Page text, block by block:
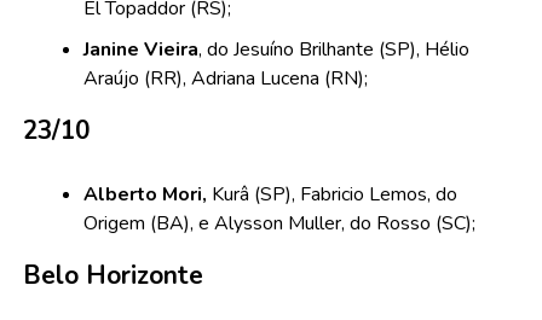
El Topaddor (RS);
Janine Vieira, do Jesuíno Brilhante (SP), Hélio
Araújo (RR), Adriana Lucena (RN);
23/10
Alberto Mori, Kurâ (SP), Fabricio Lemos, do
Origem (BA), e Alysson Muller, do Rosso (SC);
Belo Horizonte